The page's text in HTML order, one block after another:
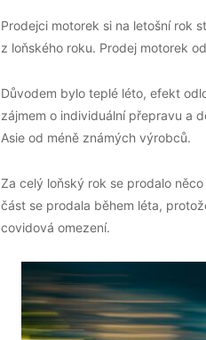
Prodejci motorek si na letošní rok
z loňského roku. Prodej motorek
Důvodem bylo teplé léto, efekt
zájmem o individuální přepravu a
Asie od méně známých výrobců.
Za celý loňský rok se prodalo
část se prodala během léta,
covidová omezení.